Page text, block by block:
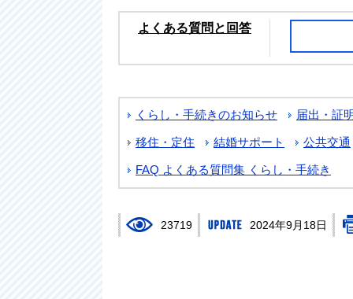
よくある質問と回答
くらし・手続きのお知らせ 届出・証
移住・定住 結婚サポート 公共交通
FAQ よくある質問集 くらし・手続き
23719 2024年9月18日